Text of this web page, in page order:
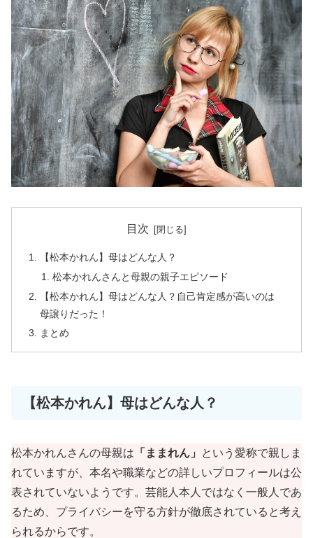
目次
【松本かれん】母はどんな人？
松本かれんさんと母親の親子エピソード
【松本かれん】母はどんな人？自己肯定感が高いのは
母譲りだった！
まとめ
【松本かれん】母はどんな人？
松本かれんさんの母親は 「ままれん」
という愛称で親しま
れていますが、本名や職業などの詳しいプロフィールは公
表されていないようです。芸能人本人ではなく一般人であ
るため、プライバシーを守る方針が徹底されていると考え
られるからです。